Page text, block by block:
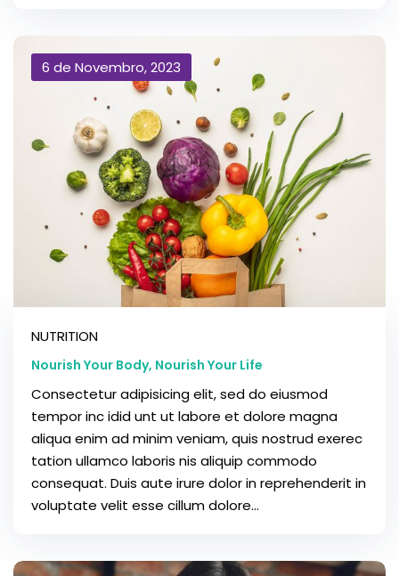
6 de Novembro, 2023
NUTRITION
Nourish Your Body, Nourish Your Life
Consectetur adipisicing elit, sed do eiusmod
tempor inc idid unt ut labore et dolore magna
aliqua enim ad minim veniam, quis nostrud exerec
tation ullamco laboris nis aliquip commodo
consequat. Duis aute irure dolor in reprehenderit in
voluptate velit esse cillum dolore...